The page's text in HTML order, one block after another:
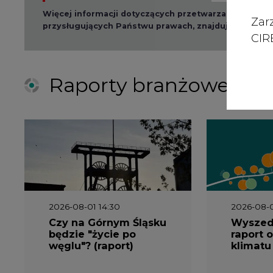
2026-08-01 14:30
Czy na Górnym Śląsku
będzie "życie po
węglu"? (raport)
2026-08-
raport o
klimatu